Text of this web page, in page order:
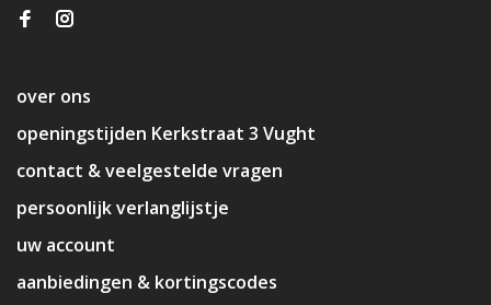
over ons
openingstijden Kerkstraat 3 Vught
contact & veelgestelde vragen
persoonlijk verlanglijstje
uw account
aanbiedingen & kortingscodes